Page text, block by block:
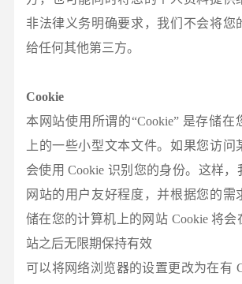
非法律义务明确要求，我们不会将您
给任何其他第三方。
Cookie
本网站使用所谓的“Cookie” 是存储在
上的一些小型文本文件。如果您访问
会使用 Cookie 识别您的身份。这样
网站的用户友好程度，并根据您的需
储在您的计算机上的网站 Cookie 将会
站之后无限期保持有效
可以将网络浏览器的设置更改为在有